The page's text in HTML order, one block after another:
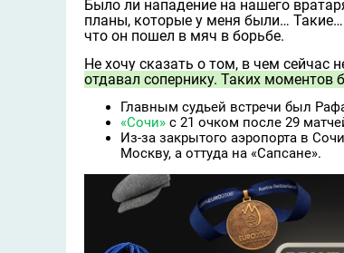
Было ли нападение на нашего
планы, которые у меня были…
что он пошел в мяч в борьбе.
Не хочу сказать о том, в чем сейчас
отдавал сопернику. Таких моментов
Главным судьей встречи был
«Сочи» с 21 очком после 29
Из-за закрытого аэропорта в
Москву, а оттуда на «Сапсане».